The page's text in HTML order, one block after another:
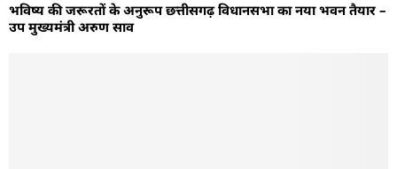
भविष्य की जरूरतों के अनुरूप छत्तीसगढ़ विधानसभा का नया भवन तैयार –
उप मुख्यमंत्री अरुण साव